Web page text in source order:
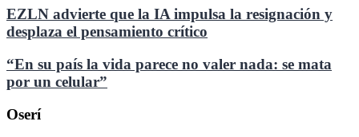
EZLN advierte que la IA impulsa la resignación y
desplaza el pensamiento crítico
“En su país la vida parece no valer nada: se mata
por un celular”
Oserí